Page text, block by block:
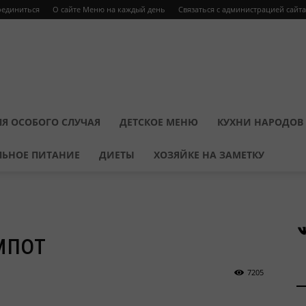
О сайте Меню на каждый день Связаться с администрацией сайта
ОСОБОГО СЛУЧАЯ ДЕТСКОЕ МЕНЮ КУХНИ
ПИТАНИЕ ДИЕТЫ ХОЗЯЙКЕ НА ЗАМЕТКУ
7205